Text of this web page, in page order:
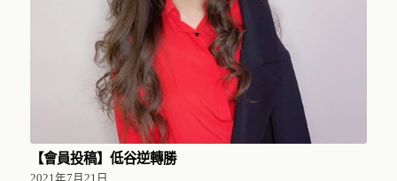
【會員投稿】低谷逆轉勝
2021年7月21日